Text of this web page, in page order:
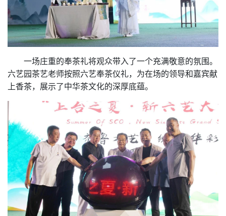
一场庄重的奉茶礼将观众带入了一个充满敬意的氛围。
六艺园茶艺老师按照六艺奉茶仪礼，为在场的领导和嘉宾献
上香茶，展示了中华茶文化的深厚底蕴。